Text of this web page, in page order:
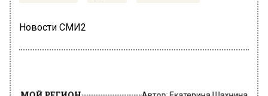
Новости СМИ2
МОЙ РЕГИОН Автор:Екатерина Шахнина